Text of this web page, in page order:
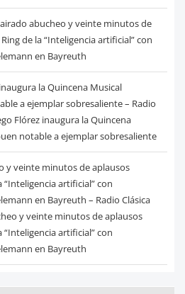
abucheo y veinte minutos de
de la “Inteligencia artificial” con
en Bayreuth
la Quincena Musical
a ejemplar sobresaliente – Radio
Flórez inaugura la Quincena
notable a ejemplar sobresaliente
y veinte minutos de aplausos
artificial” con
en Bayreuth – Radio Clásica
y veinte minutos de aplausos
artificial” con
en Bayreuth